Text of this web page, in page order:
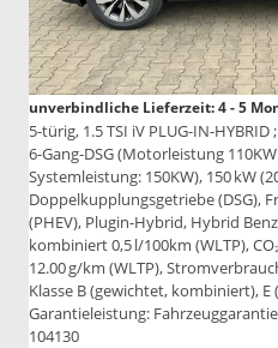
unverbindliche Lieferzeit: 4 - 5
5-türig, 1.5 TSI iV PLUG-IN-HYBRID
6-Gang-DSG (Motorleistung
Systemleistung: 150KW), 150 kW
Doppelkupplungsgetriebe (DSG),
(PHEV), Plugin-Hybrid, Hybrid
kombiniert 0,5 l/100km (WLTP),
12.00 g/km (WLTP),
Klasse B (gewichtet, kombiniert),
Garantieleistung:
104130